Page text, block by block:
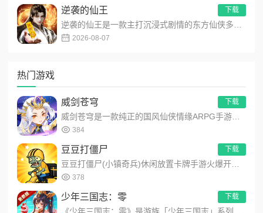
逆袭的仙王
2026-08-07
下载
热门游戏
威剑苍穹
384
下载
豆豆打僵尸
378
下载
少年三国志：零 下载